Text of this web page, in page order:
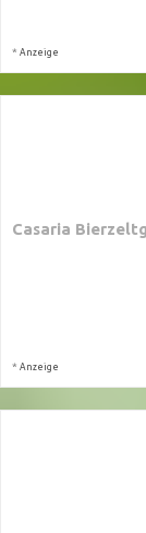
* Anzeige
Casaria
* Anzeige